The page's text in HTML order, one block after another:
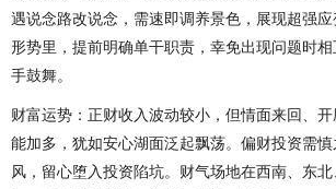
遇说念路改说念，需速即调养景色，展现超强
形势里，提前明确单干职责，幸免出现问题时
手鼓舞。
财富运势：正财收入波动较小，但情面来回、
能加多，犹如安心湖面泛起飘荡。偏财投资需
风，留心堕入投资陷坑。财气场地在西南、东